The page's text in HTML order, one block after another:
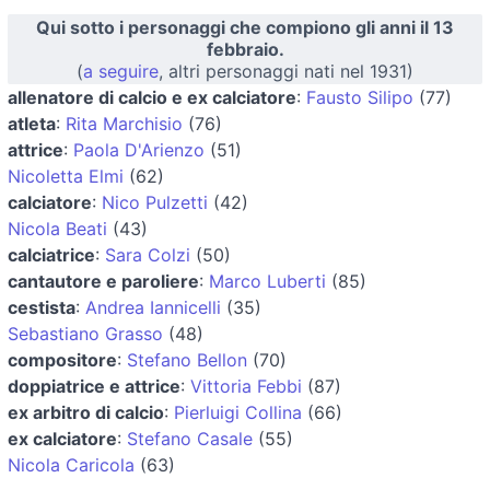
Qui sotto i personaggi che compiono gli anni il 13
febbraio.
(a seguire, altri personaggi nati nel 1931)
allenatore di calcio e ex calciatore: Fausto Silipo (77)
atleta: Rita Marchisio (76)
attrice: Paola D'Arienzo (51)
Nicoletta Elmi (62)
calciatore: Nico Pulzetti (42)
Nicola Beati (43)
calciatrice: Sara Colzi (50)
cantautore e paroliere: Marco Luberti (85)
cestista: Andrea Iannicelli (35)
Sebastiano Grasso (48)
compositore: Stefano Bellon (70)
doppiatrice e attrice: Vittoria Febbi (87)
ex arbitro di calcio: Pierluigi Collina (66)
ex calciatore: Stefano Casale (55)
Nicola Caricola (63)